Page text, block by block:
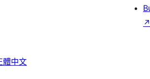
↗
體中文